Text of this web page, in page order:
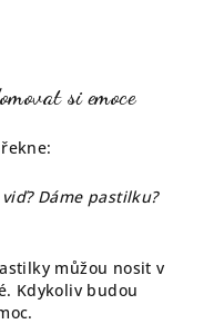
si emoce
Dáme pastilku?
můžou nosit v
Kdykoliv budou